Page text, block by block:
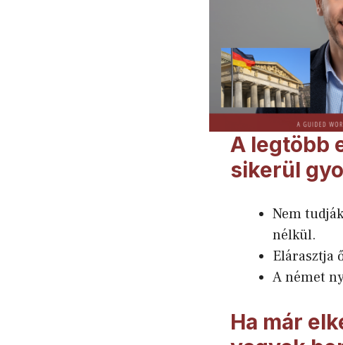
A legtöbb
sikerül
Nem
nélkül.
Elárasztja
A német
Ha már